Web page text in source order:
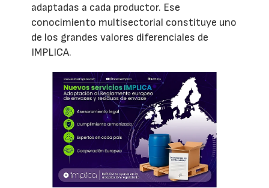
adaptadas a cada productor. Ese
conocimiento multisectorial constituye uno
de los grandes valores diferenciales de
IMPLICA.